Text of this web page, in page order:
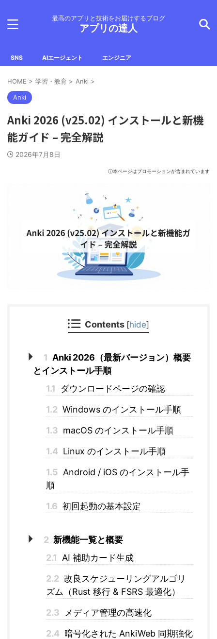
最高のアプリと技術をお届けするブログ
アプリの達人
SNS AIエージェント エンジニア
HOME > 学習・教育 > Anki >
Anki
Anki 2026 (v25.02) インストールと新機
能ガイド – 完全解説
2026年7月8日
ⓘ本ページはプロモーションが含まれています
Contents [hide]
1 Anki 2026（最新バージョン）概要
とインストール手順
1.1
ダウンロードページの確認
1.2 Windows のインストール手順
1.3 macOS のインストール手順
1.4 Linux のインストール手順
1.5 Android / iOS のインストール手
順
1.6 初回起動の基本設定
2 新機能一覧と概要
2.1
AI 補助カード生成
2.2 改良スケジューリングアルゴリ
ズム（Rust 移行 & FSRS 最適化）
2.3 メディア管理の高速化
2.4 暗号化された AnkiWeb 同期強化